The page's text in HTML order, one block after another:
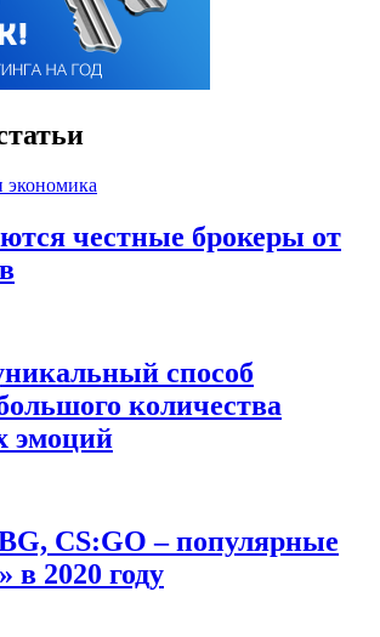
честные брокеры от
способ
количества
эмоций
CS:GO – популярные
в 2020 году